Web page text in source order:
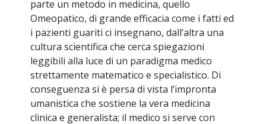
parte un metodo in medicina, quello
Omeopatico, di grande efficacia come i fatti ed
i pazienti guariti ci insegnano, dall’altra una
cultura scientifica che cerca spiegazioni
leggibili alla luce di un paradigma medico
strettamente matematico e specialistico. Di
conseguenza si è persa di vista l’impronta
umanistica che sostiene la vera medicina
clinica e generalista; il medico si serve con